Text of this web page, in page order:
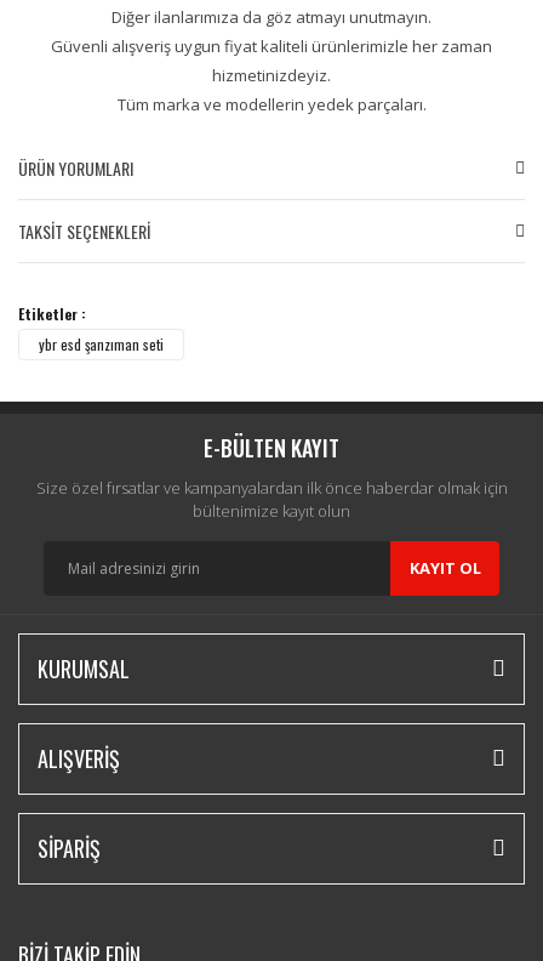
Diğer ilanlarımıza da göz atmayı unutmayın.
Güvenli alışveriş uygun fiyat kaliteli ürünlerimizle her zaman
hizmetinizdeyiz.
Tüm marka ve modellerin yedek parçaları.
ÜRÜN YORUMLARI
TAKSİT SEÇENEKLERİ
Etiketler :
ybr esd şanzıman seti
E-BÜLTEN KAYIT
Size özel fırsatlar ve kampanyalardan ilk önce haberdar olmak için
bültenimize kayıt olun
KAYIT OL
KURUMSAL
ALIŞVERİŞ
SİPARİŞ